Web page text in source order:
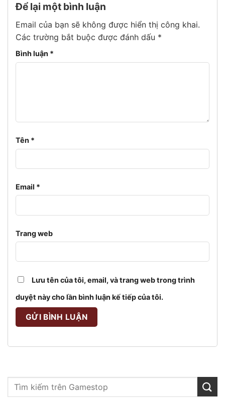
Để lại một bình luận
Email của bạn sẽ không được hiển thị công khai.
Các trường bắt buộc được đánh dấu *
Bình luận *
Tên *
Email *
Trang web
Lưu tên của tôi, email, và trang web trong trình
duyệt này cho lần bình luận kế tiếp của tôi.